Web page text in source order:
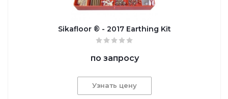
Sikafloor ® - 2017 Earthing Kit
по запросу
Узнать цену